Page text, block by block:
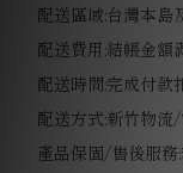
配送區域:台灣本島
配送費用:結帳金額
配送時間:完成付款
配送方式:新竹物流
產品保固/售後服務: